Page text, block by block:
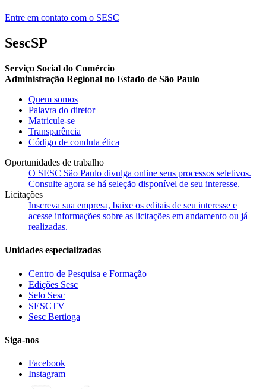
Entre em contato com o SESC
SescSP
Serviço Social do Comércio
Administração Regional no Estado de São Paulo
Quem somos
Palavra do diretor
Matricule-se
Transparência
Código de conduta ética
Oportunidades de trabalho
O SESC São Paulo divulga online seus processos seletivos.
Consulte agora se há seleção disponível de seu interesse.
Licitações
Inscreva sua empresa, baixe os editais de seu interesse e
acesse informações sobre as licitações em andamento ou já
realizadas.
Unidades especializadas
Centro de Pesquisa e Formação
Edições Sesc
Selo Sesc
SESCTV
Sesc Bertioga
Siga-nos
Facebook
Instagram